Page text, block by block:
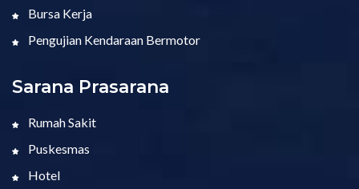
Bursa Kerja
Pengujian Kendaraan Bermotor
Sarana Prasarana
Rumah Sakit
Puskesmas
Hotel